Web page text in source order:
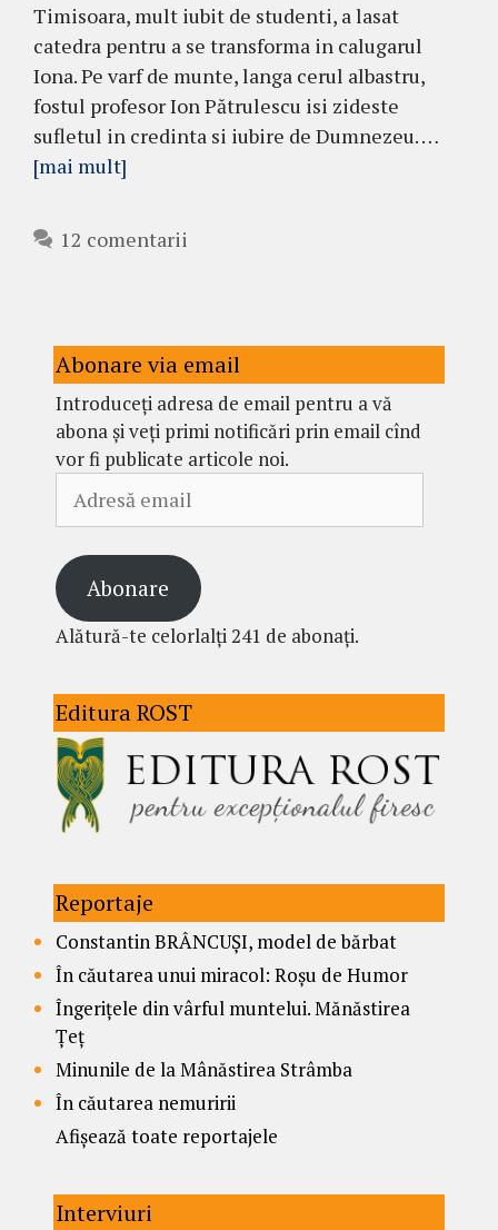
Timisoara, mult iubit de studenti, a lasat
catedra pentru a se transforma in calugarul
Iona. Pe varf de munte, langa cerul albastru,
fostul profesor Ion Pătrulescu isi zideste
sufletul in credinta si iubire de Dumnezeu. …
[mai mult]
12 comentarii
Abonare via email
Introduceți adresa de email pentru a vă
abona și veți primi notificări prin email cînd
vor fi publicate articole noi.
email
Abonare
Alătură-te celorlalți 241 de abonați.
Editura ROST
Reportaje
Constantin BRÂNCUȘI, model de bărbat
În căutarea unui miracol: Roșu de Humor
Îngerițele din vârful muntelui. Mănăstirea
Țeț
Minunile de la Mânăstirea Strâmba
În căutarea nemuririi
Afișează toate reportajele
Interviuri